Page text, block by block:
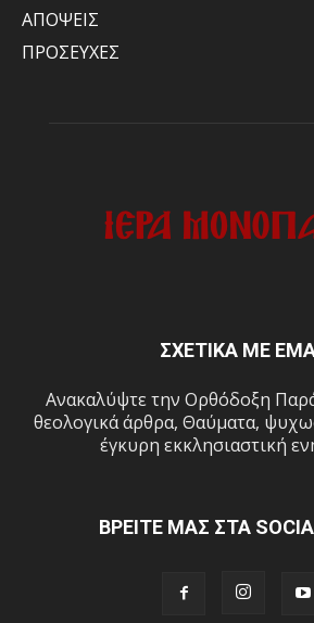
ΑΠΟΨΕΙΣ
ΠΡΟΣΕΥΧΕΣ
ΣΧΕΤΙΚΑ ΜΕ
Ανακαλύψτε την Ορθόδοξη
θεολογικά άρθρα, Θαύματα,
έγκυρη εκκλησιαστική
ΒΡΕΙΤΕ ΜΑΣ ΣΤΑ